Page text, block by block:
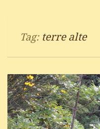
Tag: terre alte